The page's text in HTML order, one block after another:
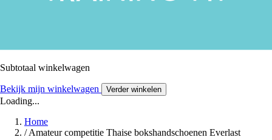
Subtotaal winkelwagen
Bekijk mijn winkelwagen Verder winkelen
Loading...
Home
/ Amateur competitie Thaise bokshandschoenen Everlast